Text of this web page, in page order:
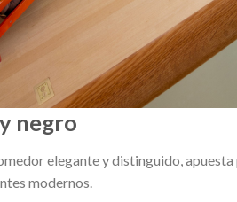
negro
elegante y distinguido,
modernos.